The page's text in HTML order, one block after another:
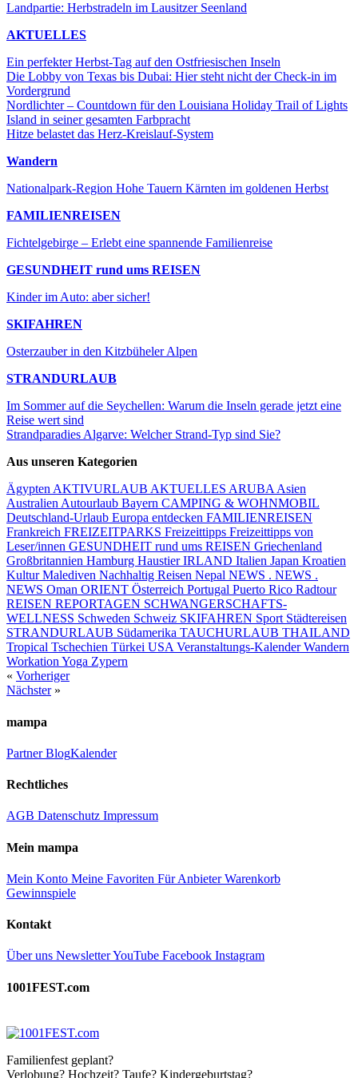
Landpartie: Herbstradeln im Lausitzer Seenland
AKTUELLES
Ein perfekter Herbst-Tag auf den Ostfriesischen Inseln
Die Lobby von Texas bis Dubai: Hier steht nicht der Check-in im
Vordergrund
Nordlichter – Countdown für den Louisiana Holiday Trail of Lights
Island in seiner gesamten Farbpracht
Hitze belastet das Herz-Kreislauf-System
Wandern
Nationalpark-Region Hohe Tauern Kärnten im goldenen Herbst
FAMILIENREISEN
Fichtelgebirge – Erlebt eine spannende Familienreise
GESUNDHEIT rund ums REISEN
Kinder im Auto: aber sicher!
SKIFAHREN
Osterzauber in den Kitzbüheler Alpen
STRANDURLAUB
Im Sommer auf die Seychellen: Warum die Inseln gerade jetzt eine
Reise wert sind
Strandparadies Algarve: Welcher Strand-Typ sind Sie?
Aus unseren Kategorien
Ägypten AKTIVURLAUB AKTUELLES ARUBA Asien
Australien Autourlaub Bayern CAMPING & WOHNMOBIL
Deutschland-Urlaub Europa entdecken FAMILIENREISEN
Frankreich FREIZEITPARKS Freizeittipps Freizeittipps von
Leser/innen GESUNDHEIT rund ums REISEN Griechenland
Großbritannien Hamburg HaustierIRLAND Italien Japan Kroatien
KulturMalediven Nachhaltig Reisen Nepal NEWS . NEWS .
NEWS Oman ORIENT Österreich Portugal Puerto Rico Radtour
REISEN REPORTAGEN SCHWANGERSCHAFTS-
WELLNESS Schweden Schweiz SKIFAHREN Sport Städtereisen
STRANDURLAUB Südamerika TAUCHURLAUB THAILAND
Tropical Tschechien Türkei USA Veranstaltungs-KalenderWandern
Workation Yoga Zypern
« Vorheriger
Nächster»
mampa
PartnerBlogKalender
Rechtliches
AGB Datenschutz Impressum
Mein mampa
Mein Konto Meine Favoriten Für AnbieterWarenkorb
Gewinnspiele
Kontakt
Über uns NewsletterYouTube Facebook Instagram
1001FEST.com
Familienfest geplant?
Verlobung? Hochzeit? Taufe? Kindergeburtstag?